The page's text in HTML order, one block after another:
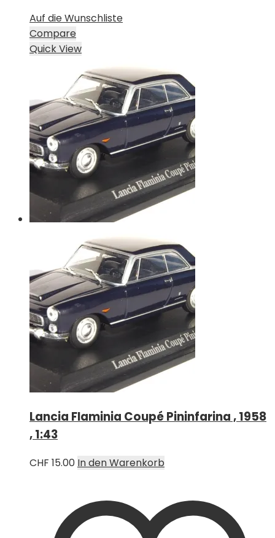
Auf die Wunschliste
Compare
Quick View
Lancia Flaminia Coupé Pininfarina , 1958
, 1:43
CHF 15.00 In den Warenkorb